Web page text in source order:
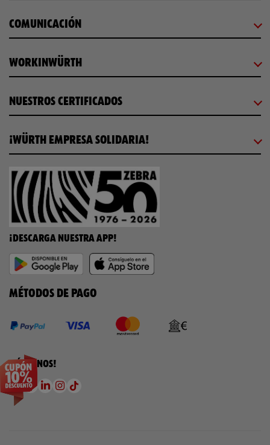
COMUNICACIÓN
WORKINWÜRTH
NUESTROS CERTIFICADOS
¡WÜRTH EMPRESA SOLIDARIA!
¡DESCARGA NUESTRA APP!
MÉTODOS DE PAGO
¡SÍGUENOS!